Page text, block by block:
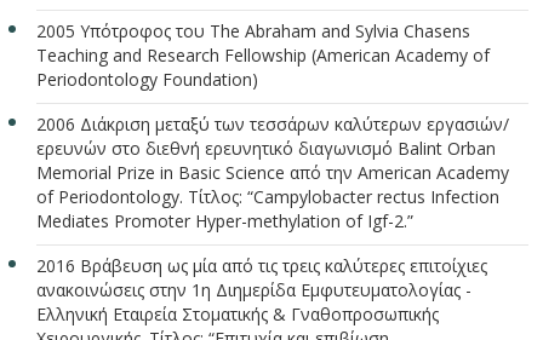
2005 Υπότροφος του The Abraham and Sylvia Chasens
Teaching and Research Fellowship (American Academy of
Periodontology Foundation)
2006 Διάκριση μεταξύ των τεσσάρων καλύτερων εργασιών/
ερευνών στο διεθνή ερευνητικό διαγωνισμό Balint Orban
Memorial Prize in Basic Science από την American Academy
of Periodontology. Τίτλος: “Campylobacter rectus Infection
Mediates Promoter Hyper-methylation of Igf-2.”
2016 Βράβευση ως μία από τις τρεις καλύτερες επιτοίχιες
ανακοινώσεις στην 1η Διημερίδα Εμφυτευματολογίας -
Ελληνική Εταιρεία Στοματικής & Γναθοπροσωπικής